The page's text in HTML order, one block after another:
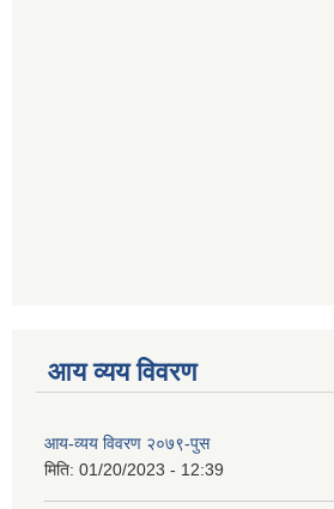
आय व्यय विवरण
आय-व्यय विवरण २०७९-पुस
मिति: 01/20/2023 - 12:39